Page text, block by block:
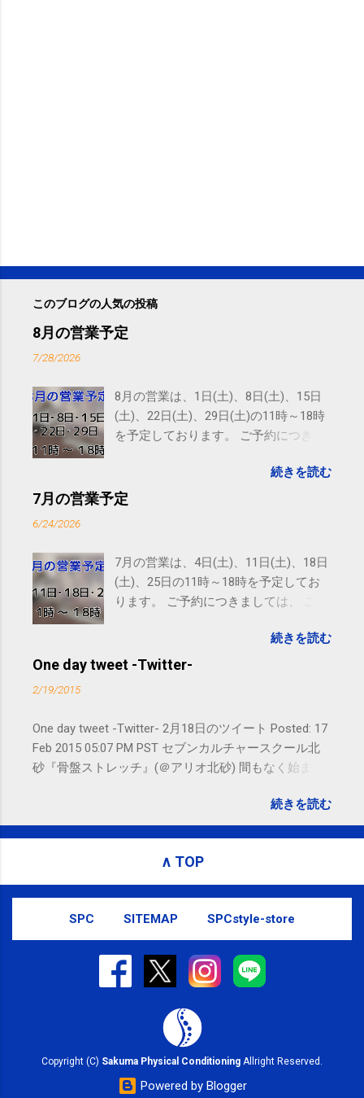
このブログの人気の投稿
8月の営業予定
7/28/2026
8月の営業は、1日(土)、8日(土)、15日
(土)、22日(土)、29日(土)の11時～18時
を予定しております。 ご予約につきま
す。 電話に出られないことがあります
ので、ご予約、お問い合わせは
続きを読む
7月の営業予定
6/24/2026
7月の営業は、4日(土)、11日(土)、18日
(土)、25日の11時～18時を予定してお
ります。 ご予約につきましては、 こち
れないことがありますので、ご予約、
お問い合わせはSMS（ショートメッセ
続きを読む
One day tweet -Twitter-
2/19/2015
One day tweet -Twitter- 2月18日のツイート Posted: 17
Feb 2015 05:07 PM PST セブンカルチャースクール北
砂『骨盤ストレッチ』(＠アリオ北砂) 間もなく始まり
subscribed to email updates from サクマフィジカルコ
ンディショニング(@SPCstyle) - Twilog To stop
Email delivery powered by Google Google Inc., 1600
Amphitheatre Parkway, Mountain View, CA 94043,
続きを読む
∧ TOP
SPC SITEMAP SPCstyle-store
Copyright (C) Sakuma Physical Conditioning Allright Reserved.
Powered by Blogger